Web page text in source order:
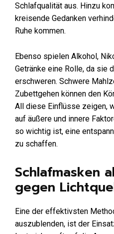
Schlafqualität aus. Hinzu
kreisende Gedanken
Ruhe kommen.
Ebenso spielen Alkohol,
Getränke eine Rolle, da sie
erschweren. Schwere
Zubettgehen können den
All diese Einflüsse zeigen,
auf äußere und innere
so wichtig ist, eine
zu schaffen.
Schlafmasken
gegen
Eine der effektivsten
auszublenden, ist der